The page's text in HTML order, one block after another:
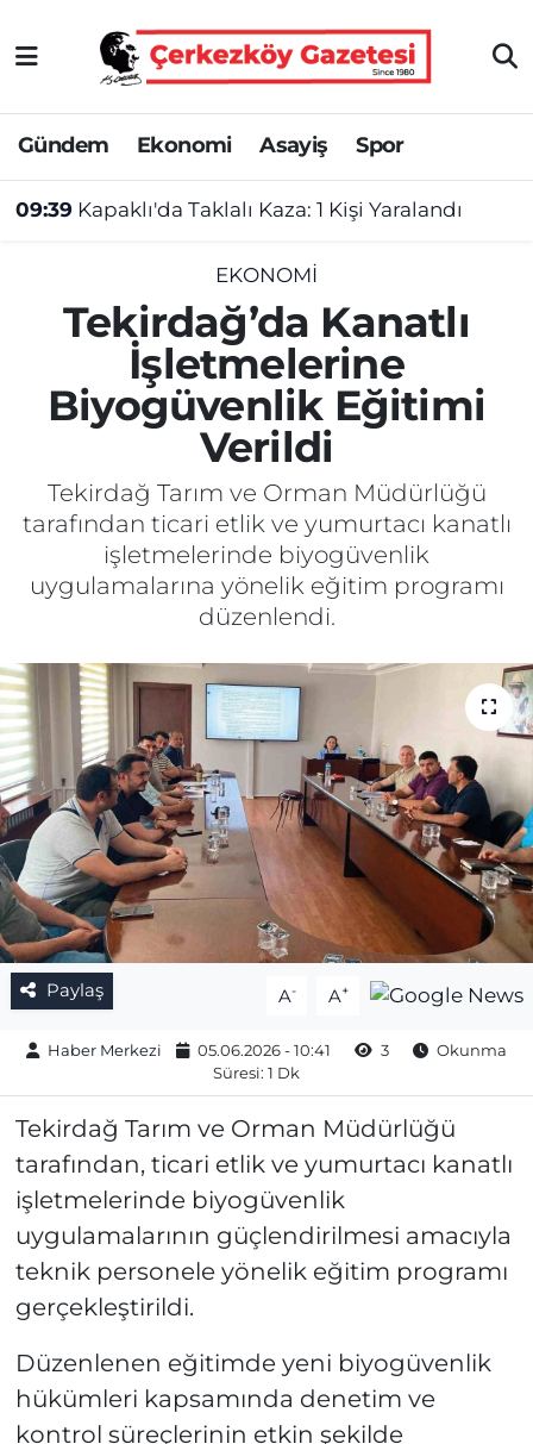
Gündem Ekonomi Asayiş Spor
09:39 Kapaklı'da Taklalı Kaza: 1 Kişi Yaralandı
EKONOMI
Tekirdağ’da Kanatlı
İşletmelerine
Biyogüvenlik Eğitimi
Verildi
Tekirdağ Tarım ve Orman Müdürlüğü
tarafından ticari etlik ve yumurtacı kanatlı
işletmelerinde biyogüvenlik
uygulamalarına yönelik eğitim programı
düzenlendi.
Paylaş A- A+
Haber Merkezi 05.06.2026 - 10:41 3
Okunma
Süresi: 1 Dk
Tekirdağ Tarım ve Orman Müdürlüğü
tarafından, ticari etlik ve yumurtacı kanatlı
işletmelerinde biyogüvenlik
uygulamalarının güçlendirilmesi amacıyla
teknik personele yönelik eğitim programı
gerçekleştirildi.
Düzenlenen eğitimde yeni biyogüvenlik
hükümleri kapsamında denetim ve
kontrol süreçlerinin etkin şekilde
Asayiş
Ekonomi
Gündem
Kültür&Sanat
Manşet
Spor
Gizlilik Sözleşmesi
Künye
Topluluk Kuralları
Yayın İlkeleri
Tekirdağ Nöbetçi Eczaneler
Tekirdağ Hava Durumu
Tekirdağ Namaz Vakitleri
Tekirdağ Trafik Yoğunluk Haritası
Süper Lig Puan Durumu ve Fikstür
Tüm Manşetler
Son Dakika Haberleri
Haber Arşivi